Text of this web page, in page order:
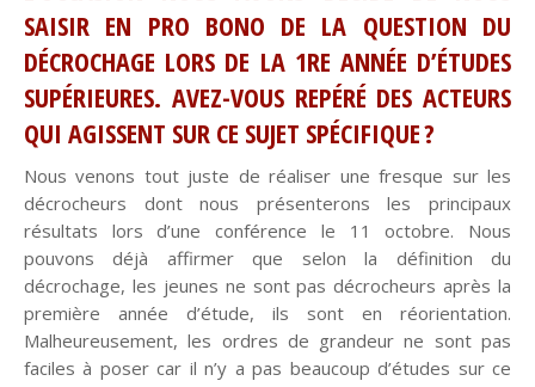
SAISIR EN PRO BONO DE LA QUESTION DU
DÉCROCHAGE LORS DE LA 1RE ANNÉE D’ÉTUDES
SUPÉRIEURES. AVEZ-VOUS REPÉRÉ DES ACTEURS
QUI AGISSENT SUR CE SUJET SPÉCIFIQUE ?
Nous venons tout juste de réaliser une fresque sur les
décrocheurs dont nous présenterons les principaux
résultats lors d’une conférence le 11 octobre. Nous
pouvons déjà affirmer que selon la définition du
décrochage, les jeunes ne sont pas décrocheurs après la
première année d’étude, ils sont en réorientation.
Malheureusement, les ordres de grandeur ne sont pas
faciles à poser car il n’y a pas beaucoup d’études sur ce